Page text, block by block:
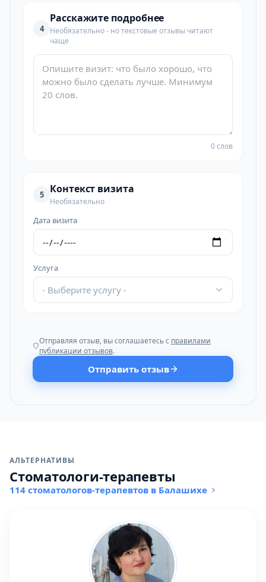
4
Расскажите подробнее
Необязательно - но текстовые отзывы читают
чаще
0 слов
5 Контекст визита
Необязательно
Дата визита
Услуга
- Выберите услугу -
Отправляя отзыв, вы соглашаетесь с правилами
публикации отзывов.
Отправить отзыв
АЛЬТЕРНАТИВЫ
Стоматологи-терапевты
114 стоматологов-терапевтов в Балашихе